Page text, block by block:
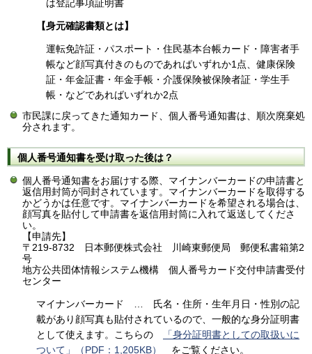
は登記事項証明書
【身元確認書類とは】
運転免許証・パスポート・住民基本台帳カード・障害者手
帳など顔写真付きのものであればいずれか1点、健康保険
証・年金証書・年金手帳・介護保険被保険者証・学生手
帳・などであればいずれか2点
市民課に戻ってきた通知カード、個人番号通知書は、順次廃棄処
分されます。
個人番号通知書を受け取った後は？
個人番号通知書をお届けする際、マイナンバーカードの申請書と
返信用封筒が同封されています。マイナンバーカードを取得する
かどうかは任意です。マイナンバーカードを希望される場合は、
顔写真を貼付して申請書を返信用封筒に入れて返送してくださ
い。
【申請先】
〒219-8732 日本郵便株式会社 川崎東郵便局 郵便私書箱第2
号
地方公共団体情報システム機構 個人番号カード交付申請書受付
センター
マイナンバーカード … 氏名・住所・生年月日・性別の記
載があり顔写真も貼付されているので、一般的な身分証明書
として使えます。こちらの
「身分証明書としての取扱いに
ついて」（PDF：1,205KB）
をご覧ください。